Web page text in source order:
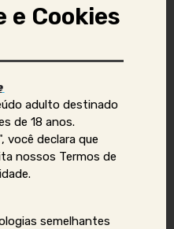
ilegais ou abusivos,
direitos autorais, uso
pessoais (como telefone,
envie um e-mail para:
forma mais eficaz.
e Cookies
adulto destinado
de 18 anos.
você declara que
nossos Termos de
semelhantes